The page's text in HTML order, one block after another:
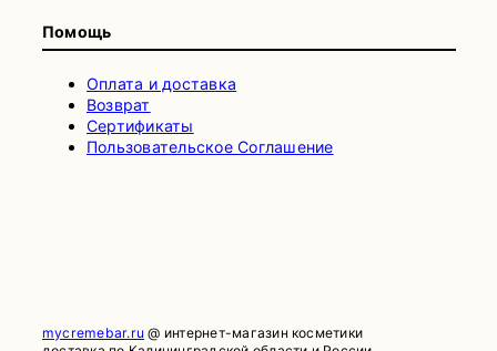
Помощь
Оплата и доставка
Возврат
Сертификаты
Пользовательское Соглашение
mycremebar.ru @ интернет-магазин косметики